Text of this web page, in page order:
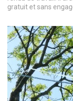
gratuit et sans